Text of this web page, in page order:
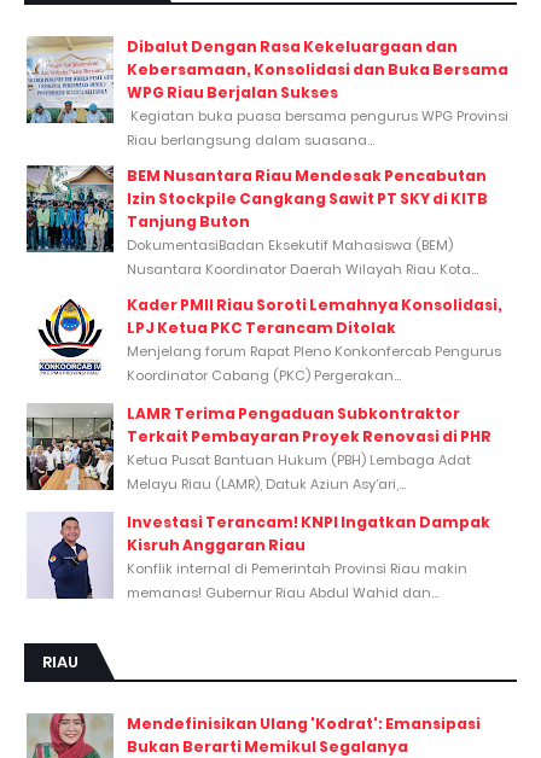
Dibalut Dengan Rasa Kekeluargaan dan
Kebersamaan, Konsolidasi dan Buka Bersama
WPG Riau Berjalan Sukses
Kegiatan buka puasa bersama pengurus WPG Provinsi
Riau berlangsung dalam suasana...
BEM Nusantara Riau Mendesak Pencabutan
Izin Stockpile Cangkang Sawit PT SKY di KITB
Tanjung Buton
DokumentasiBadan Eksekutif Mahasiswa (BEM)
Nusantara Koordinator Daerah Wilayah Riau Kota...
Kader PMII Riau Soroti Lemahnya Konsolidasi,
LPJ Ketua PKC Terancam Ditolak
Menjelang forum Rapat Pleno Konkonfercab Pengurus
Koordinator Cabang (PKC) Pergerakan...
LAMR Terima Pengaduan Subkontraktor
Terkait Pembayaran Proyek Renovasi di PHR
Ketua Pusat Bantuan Hukum (PBH) Lembaga Adat
Melayu Riau (LAMR), Datuk Aziun Asy’ari,...
Investasi Terancam! KNPI Ingatkan Dampak
Kisruh Anggaran Riau
Konflik internal di Pemerintah Provinsi Riau makin
memanas! Gubernur Riau Abdul Wahid dan...
RIAU
Mendefinisikan Ulang 'Kodrat': Emansipasi
Bukan Berarti Memikul Segalanya